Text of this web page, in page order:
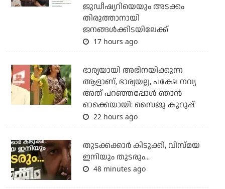
ജുഡീഷ്യറിയെയും അടക്കം
തിരുത്താനായി
ജനങ്ങള്‍ക്കിടയിലേക്ക്
17 hours ago
ഭാര്യയായി അഭിനയിക്കുന്ന
ആളാണ്, ഭാര്യയല്ല, പക്ഷേ നവ്യ
അത് പറഞ്ഞപ്പോള്‍ ഞാന്‍
ഓക്കെയായി: സൈജു കുറുപ്പ്
22 hours ago
തുടക്കക്കാര്‍ കിടുക്കി, വിസ്മയ
ഇനിയും തുടരും...
48 minutes ago